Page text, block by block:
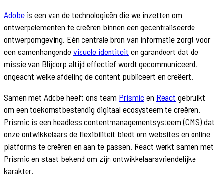
Adobe is een van de technologieën die we inzetten om
ontwerpelementen te creëren binnen een gecentraliseerde
ontwerpomgeving. Eén centrale bron van informatie zorgt voor
een samenhangendevisuele identiteit en garandeert dat de
missie van Blijdorp altijd effectief wordt gecommuniceerd,
ongeacht welke afdeling de content publiceert en creëert.
Samen met Adobe heeft ons team Prismicen React gebruikt
om een toekomstbestendig digitaal ecosysteem te creëren.
Prismic is een headless contentmanagementsysteem (CMS) dat
onze ontwikkelaars de flexibiliteit biedt om websites en online
platforms te creëren en aan te passen. React werkt samen met
Prismic en staat bekend om zijn ontwikkelaarsvriendelijke
karakter.